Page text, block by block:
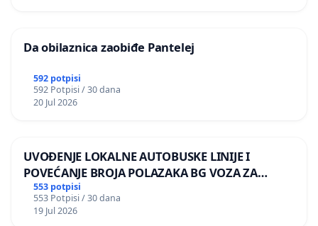
Da obilaznica zaobiđe Pantelej
592 potpisi
592 Potpisi / 30 dana
20 Jul 2026
UVOĐENJE LOKALNE AUTOBUSKE LINIJE I
POVEĆANJE BROJA POLAZAKA BG VOZA ZA
NASELJA LEVE OBALE DUNAVA
553 potpisi
553 Potpisi / 30 dana
19 Jul 2026